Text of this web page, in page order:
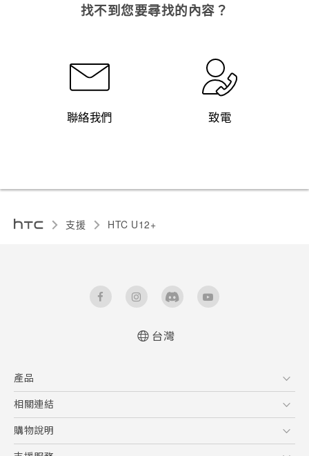
找不到您要尋找的內容？
聯絡我們 致電
支援 HTC U12+‎
台灣
產品
5G
智慧型手機
配件
相關連結
HTC Research
購物說明